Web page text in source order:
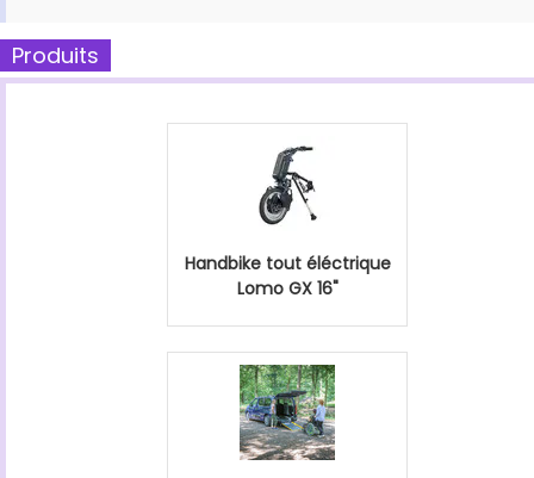
Produits
Handbike tout éléctrique
Lomo GX 16"